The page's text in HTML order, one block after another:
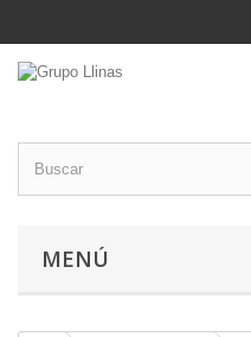
MENÚ